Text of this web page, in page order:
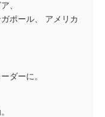
、
ポール、 アメリカ
ダーに。